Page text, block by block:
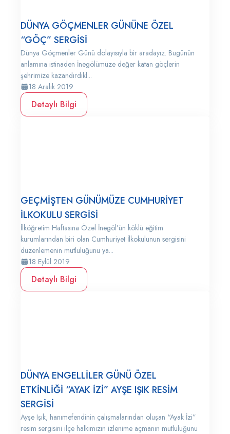
DÜNYA GÖÇMENLER GÜNÜNE ÖZEL
“GÖÇ” SERGİSİ
Dünya Göçmenler Günü dolayısıyla bir aradayız. Bugünün
anlamına istinaden İnegölümüze değer katan göçlerin
şehrimize kazandırdıkl...
18 Aralık 2019
Detaylı Bilgi
GEÇMİŞTEN GÜNÜMÜZE CUMHURİYET
İLKOKULU SERGİSİ
İlköğretim Haftasına Özel İnegöl’ün köklü eğitim
kurumlarından biri olan Cumhuriyet İlkokulunun sergisini
düzenlemenin mutluluğunu ya...
18 Eylül 2019
Detaylı Bilgi
DÜNYA ENGELLİLER GÜNÜ ÖZEL
ETKİNLİĞİ “AYAK İZİ” AYŞE IŞIK RESİM
SERGİSİ
Ayşe Işık, hanımefendinin çalışmalarından oluşan “Ayak İzi”
resim sergisini ilçe halkımızın izlenime açmanın mutluluğunu